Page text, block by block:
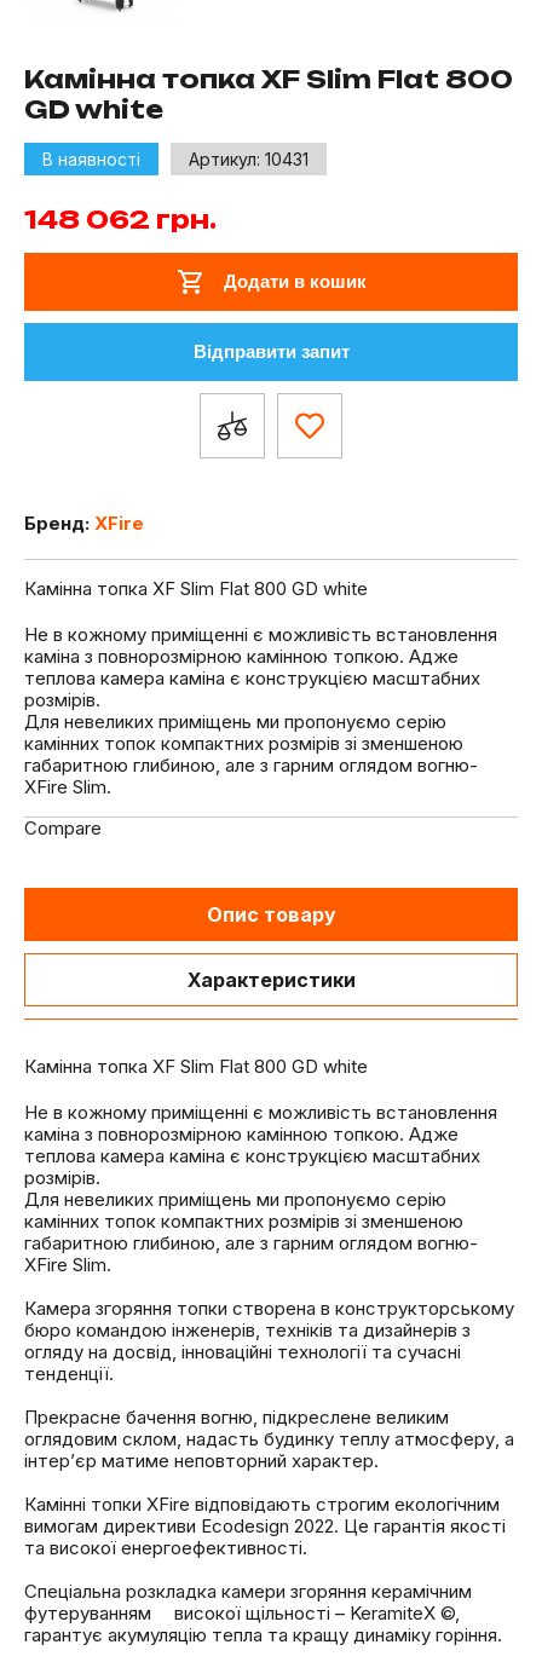
Камінна топка XF Slim Flat 800
GD white
В наявності Артикул: 10431
148 062 грн.
Додати в кошик
Відправити запит
Бренд: XFire
Камінна топка XF Slim Flat 800 GD white
Не в кожному приміщенні є можливість встановлення
каміна з повнорозмірною камінною топкою. Адже
теплова камера каміна є конструкцією масштабних
розмірів. ⁣⁣⠀
⁣⁣Для невеликих приміщень ми пропонуємо серію
камінних топок компактних розмірів зі зменшеною
габаритною глибиною, але з гарним оглядом вогню-
XFire Slim. ⁣⁣⠀
Compare
Опис товару
Характеристики
Камінна топка XF Slim Flat 800 GD white
Не в кожному приміщенні є можливість встановлення
каміна з повнорозмірною камінною топкою. Адже
теплова камера каміна є конструкцією масштабних
розмірів. ⁣⁣⠀
⁣⁣Для невеликих приміщень ми пропонуємо серію
камінних топок компактних розмірів зі зменшеною
габаритною глибиною, але з гарним оглядом вогню-
XFire Slim. ⁣⁣⠀
Камера згоряння топки створена в конструкторському
бюро командою інженерів, техніків та дизайнерів з
огляду на досвід, інноваційні технології та сучасні
тенденції. ⁣⁣⠀
Прекрасне бачення вогню, підкреслене великим
оглядовим склом, надасть будинку теплу атмосферу, а
інтер’єр матиме неповторний характер. ⁣⁣⠀
Камінні топки XFire відповідають строгим екологічним
вимогам директиви Ecodesign 2022. Це гарантія якості
та високої енергоефективності.
Спеціальна розкладка камери згоряння керамічним
футеруванням ⠀ високої щільності – KeramiteX ©,
гарантує акумуляцію тепла та кращу динаміку горіння.